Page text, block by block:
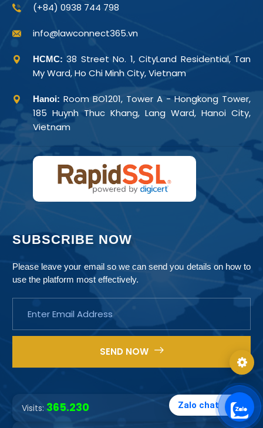
(+84) 0938 744 798
info@lawconnect365.vn
HCMC:38 Street No. 1, CityLand Residential, Tan
My Ward, Ho Chi Minh City, Vietnam
Hanoi: Room BO1201, Tower A - Hongkong Tower,
185 Huynh Thuc Khang, Lang Ward, Hanoi City,
Vietnam
SUBSCRIBE NOW
Please leave your email so we can send you details on how to
use the platform most effectively.
SEND NOW
Visits: 365.230
Zalo chat
Prestige
Justice